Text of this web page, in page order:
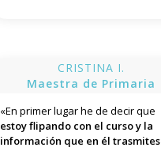
CRISTINA I.
Maestra de Primaria
«En primer lugar he de decir que
estoy flipando con el curso y la
información que en él